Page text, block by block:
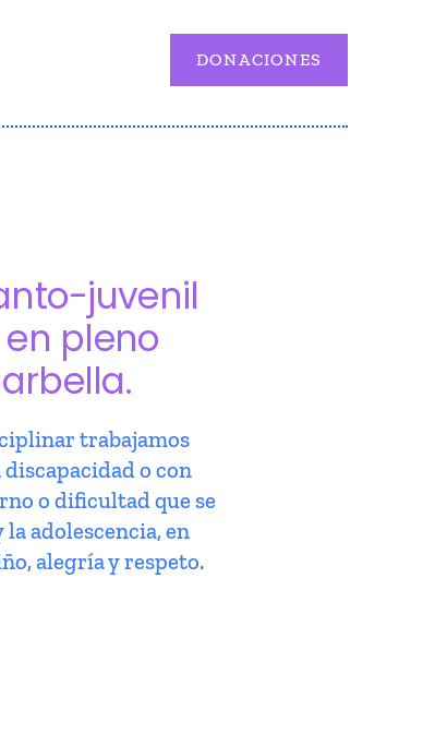
DONACIONES
juvenil
pleno
trabajamos
o con
o dificultad que se
adolescencia, en
alegría y respeto.